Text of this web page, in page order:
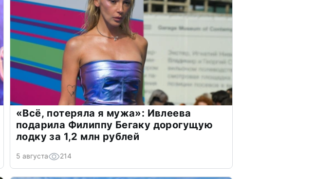
«Всё, потеряла я мужа»: Ивлеева
подарила Филиппу Бегаку дорогущую
лодку за 1,2 млн рублей
5 августа 214